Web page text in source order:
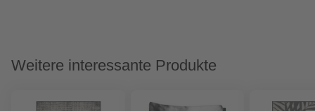
Weitere interessante Produkte